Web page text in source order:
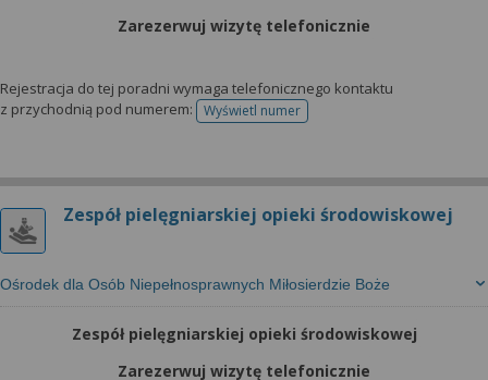
Zarezerwuj wizytę telefonicznie
Rejestracja do tej poradni wymaga telefonicznego kontaktu
z przychodnią pod numerem:
Wyświetl numertelefonu do rejestracji
Zespół pielęgniarskiej opieki środowiskowej
Ośrodek dla Osób Niepełnosprawnych Miłosierdzie Boże
Zespół pielęgniarskiej opieki środowiskowej
Zarezerwuj wizytę telefonicznie